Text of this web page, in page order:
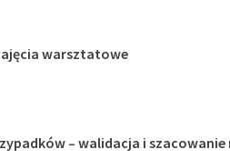
warsztatowe
– walidacja i